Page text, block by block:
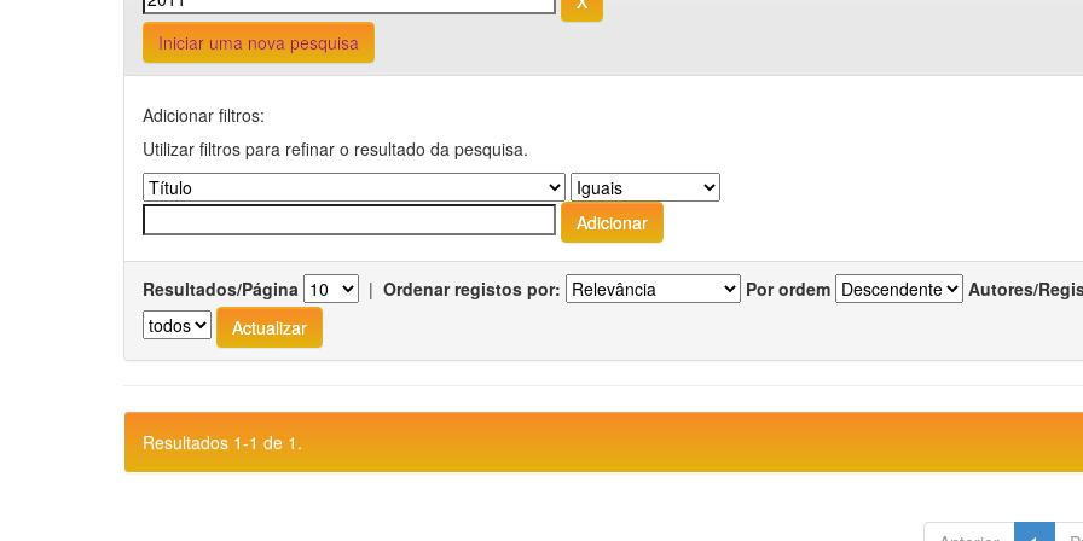
Iniciar uma nova pesquisa
Adicionar filtros:
Utilizar filtros para refinar o resultado da pesquisa.
Resultados/Página | Ordenar registos por: Por ordem Autores/
Resultados 1-1 de 1.